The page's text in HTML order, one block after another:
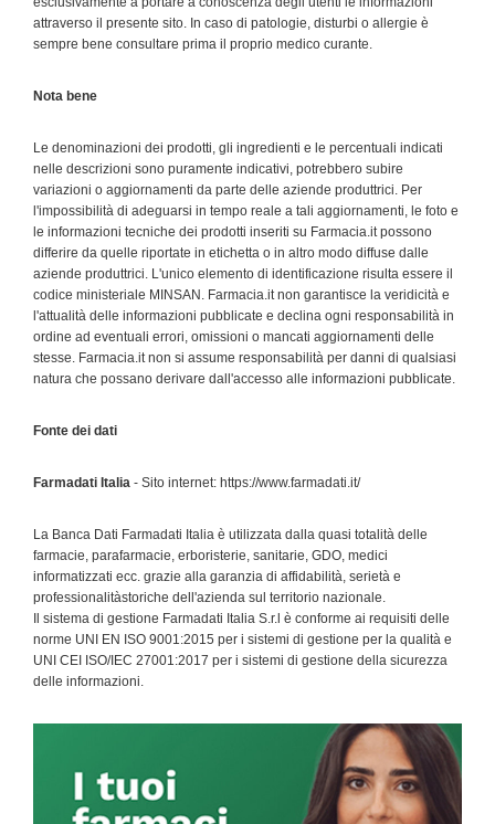
attraverso il presente sito. In caso di patologie, disturbi o allergie è
sempre bene consultare prima il proprio medico curante.
Nota bene
Le denominazioni dei prodotti, gli ingredienti e le percentuali indicati
nelle descrizioni sono puramente indicativi, potrebbero subire
variazioni o aggiornamenti da parte delle aziende produttrici. Per
l'impossibilità di adeguarsi in tempo reale a tali aggiornamenti, le foto e
le informazioni tecniche dei prodotti inseriti su Farmacia.it possono
differire da quelle riportate in etichetta o in altro modo diffuse dalle
aziende produttrici. L'unico elemento di identificazione risulta essere il
codice ministeriale MINSAN. Farmacia.it non garantisce la veridicità e
l'attualità delle informazioni pubblicate e declina ogni responsabilità in
ordine ad eventuali errori, omissioni o mancati aggiornamenti delle
stesse. Farmacia.it non si assume responsabilità per danni di qualsiasi
natura che possano derivare dall'accesso alle informazioni pubblicate.
Fonte dei dati
Farmadati Italia - Sito internet: https://www.farmadati.it/
La Banca Dati Farmadati Italia è utilizzata dalla quasi totalità delle
farmacie, parafarmacie, erboristerie, sanitarie, GDO, medici
informatizzati ecc. grazie alla garanzia di affidabilità, serietà e
professionalitàstoriche dell'azienda sul territorio nazionale.
Il sistema di gestione Farmadati Italia S.r.l è conforme ai requisiti delle
norme UNI EN ISO 9001:2015 per i sistemi di gestione per la qualità e
UNI CEI ISO/IEC 27001:2017 per i sistemi di gestione della sicurezza
delle informazioni.
Sidebar